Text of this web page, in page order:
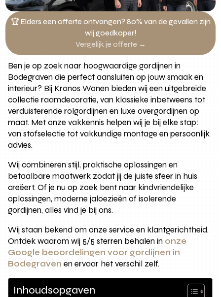
🏆 Elders een offerte ontvangen? 80% van de gevallen zijn
wij goedkoper!
Vergelijk je offerte →
Ben je op zoek naar hoogwaardige gordijnen in
Bodegraven die perfect aansluiten op jouw smaak en
interieur? Bij Kronos Wonen bieden wij een uitgebreide
collectie raamdecoratie, van klassieke inbetweens tot
verduisterende rolgordijnen en luxe overgordijnen op
maat. Met onze vakkennis helpen wij je bij elke stap:
van stofselectie tot vakkundige montage en persoonlijk
advies.
Wij combineren stijl, praktische oplossingen en
betaalbare maatwerk zodat jij de juiste sfeer in huis
creëert. Of je nu op zoek bent naar kindvriendelijke
oplossingen, moderne jaloezieën of isolerende
gordijnen, alles vind je bij ons.
Wij staan bekend om onze service en klantgerichtheid.
Ontdek waarom wij 5/5 sterren behalen in onze
Google beoordelingen voor gordijnen in
Bodegraven en ervaar het verschil zelf.
Inhoudsopgaven